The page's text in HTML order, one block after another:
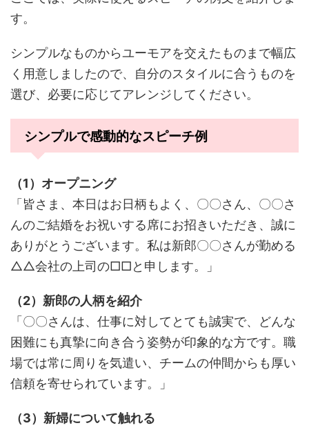
す。
シンプルなものからユーモアを交えたものまで幅広
く用意しましたので、自分のスタイルに合うものを
選び、必要に応じてアレンジしてください。
シンプルで感動的なスピーチ例
（1）オープニング
「皆さま、本日はお日柄もよく、〇〇さん、〇〇さ
んのご結婚をお祝いする席にお招きいただき、誠に
ありがとうございます。私は新郎〇〇さんが勤める
△△会社の上司の□□と申します。」
（2）新郎の人柄を紹介
「〇〇さんは、仕事に対してとても誠実で、どんな
困難にも真摯に向き合う姿勢が印象的な方です。職
場では常に周りを気遣い、チームの仲間からも厚い
信頼を寄せられています。」
（3）新婦について触れる